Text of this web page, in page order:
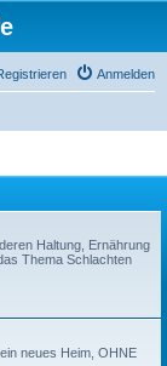
Anmelden
Haltung, Ernährung
Thema Schlachten
neues Heim, OHNE